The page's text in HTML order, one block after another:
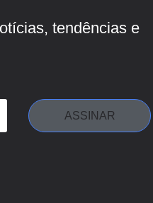
tendências e
ASSINAR